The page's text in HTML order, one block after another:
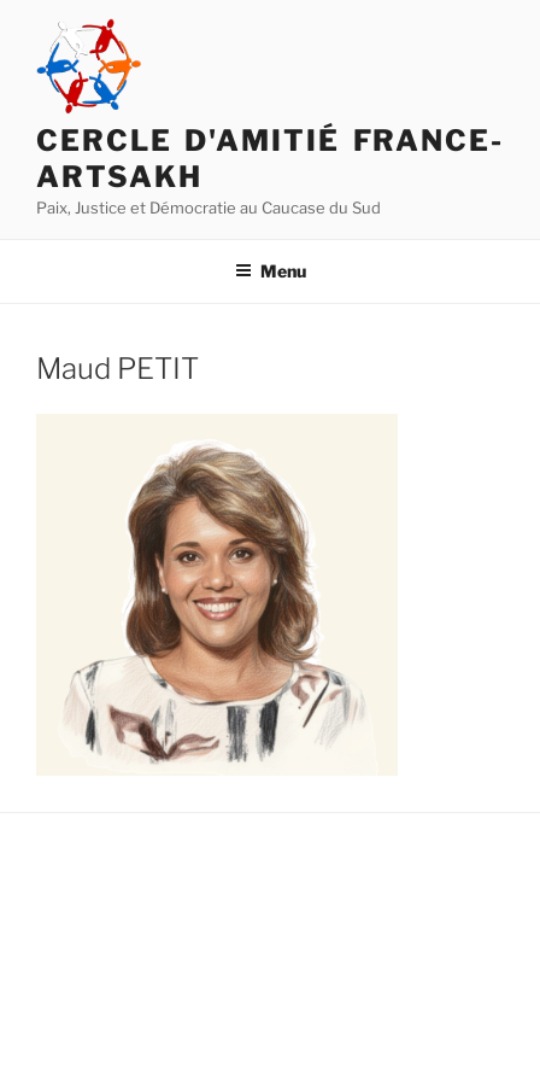
contenu
principal
CERCLE D'AMITIÉ FRANCE-
ARTSAKH
Paix, Justice et Démocratie au Caucase du Sud
Menu
Maud PETIT